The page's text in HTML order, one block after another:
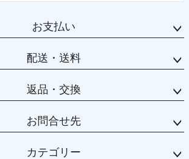
お支払い
配送・送料
返品・交換
お問合せ先
カテゴリー